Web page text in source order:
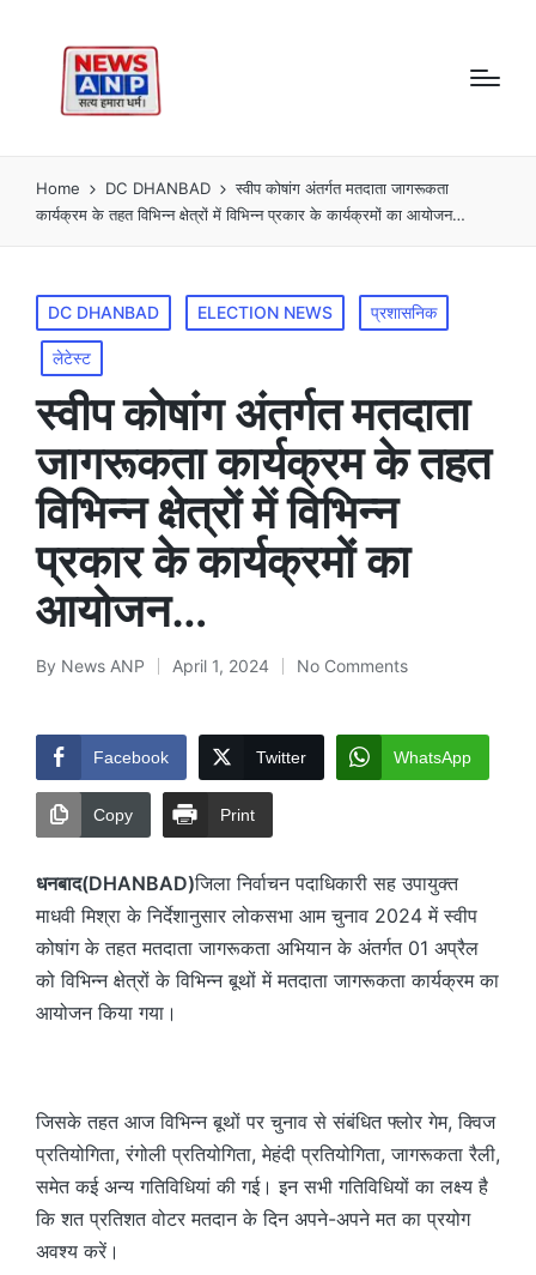
Home DC DHANBAD
स्वीप कोषांग अंतर्गत मतदाता जागरूकता
कार्यक्रम के तहत विभिन्न क्षेत्रों में विभिन्न प्रकार के कार्यक्रमों का आयोजन…
Posted
in
DC DHANBAD ELECTION NEWS प्रशासनिक
लेटेस्ट
स्वीप कोषांग अंतर्गत मतदाता
जागरूकता कार्यक्रम के तहत
विभिन्न क्षेत्रों में विभिन्न
प्रकार के कार्यक्रमों का
आयोजन…
Posted
By News ANP April 1, 2024 No Comments
Facebook Twitter WhatsApp
Copy Print
धनबाद(DHANBAD)जिला निर्वाचन पदाधिकारी सह उपायुक्त
माधवी मिश्रा के निर्देशानुसार लोकसभा आम चुनाव 2024 में स्वीप
कोषांग के तहत मतदाता जागरूकता अभियान के अंतर्गत 01 अप्रैल
को विभिन्न क्षेत्रों के विभिन्न बूथों में मतदाता जागरूकता कार्यक्रम का
आयोजन किया गया।
जिसके तहत आज विभिन्न बूथों पर चुनाव से संबंधित फ्लोर गेम, क्विज
प्रतियोगिता, रंगोली प्रतियोगिता, मेहंदी प्रतियोगिता, जागरूकता रैली,
समेत कई अन्य गतिविधियां की गई। इन सभी गतिविधियों का लक्ष्य है
कि शत प्रतिशत वोटर मतदान के दिन अपने-अपने मत का प्रयोग
अवश्य करें।